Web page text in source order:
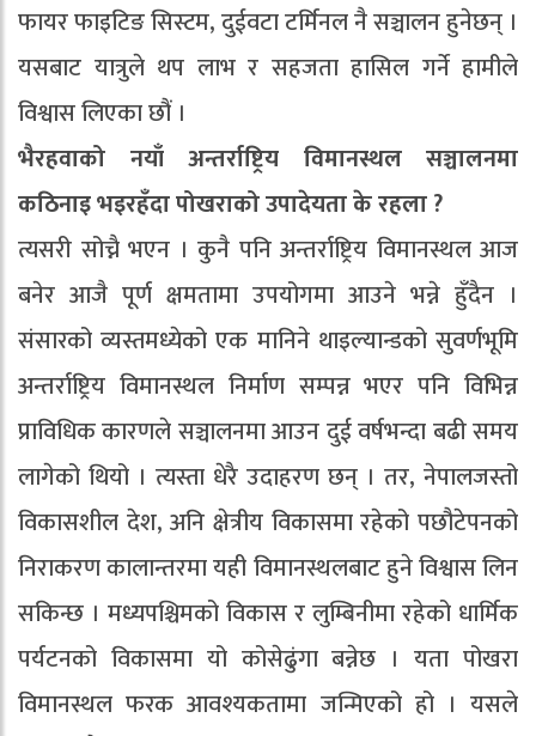
फायर फाइटिङ सिस्टम, दुईवटा टर्मिनल नै सञ्चालन हुनेछन् ।
यसबाट यात्रुले थप लाभ र सहजता हासिल गर्ने हामीले
विश्वास लिएका छौं ।
भैरहवाको नयाँ अन्तर्राष्ट्रिय विमानस्थल सञ्चालनमा
कठिनाइ भइरहँदा पोखराको उपादेयता के रहला ?
त्यसरी सोच्नै भएन । कुनै पनि अन्तर्राष्ट्रिय विमानस्थल आज
बनेर आजै पूर्ण क्षमतामा उपयोगमा आउने भन्ने हुँदैन ।
संसारको व्यस्तमध्येको एक मानिने थाइल्यान्डको सुवर्णभूमि
अन्तर्राष्ट्रिय विमानस्थल निर्माण सम्पन्न भएर पनि विभिन्न
प्राविधिक कारणले सञ्चालनमा आउन दुई वर्षभन्दा बढी समय
लागेको थियो । त्यस्ता धेरै उदाहरण छन् । तर, नेपालजस्तो
विकासशील देश, अनि क्षेत्रीय विकासमा रहेको पछौटेपनको
निराकरण कालान्तरमा यही विमानस्थलबाट हुने विश्वास लिन
सकिन्छ । मध्यपश्चिमको विकास र लुम्बिनीमा रहेको धार्मिक
पर्यटनको विकासमा यो कोसेढुंगा बन्नेछ । यता पोखरा
विमानस्थल फरक आवश्यकतामा जन्मिएको हो । यसले